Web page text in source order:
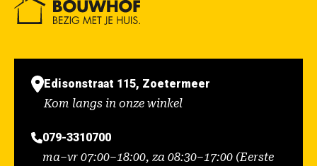
Edisonstraat 115, Zoetermeer
Kom langs in onze winkel
079-3310700
ma–vr 07:00–18:00, za 08:30–17:00 (Eerste